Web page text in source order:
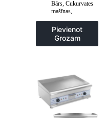
Bārs, Cukurvates
mašīnas,
Pievienot
Grozam